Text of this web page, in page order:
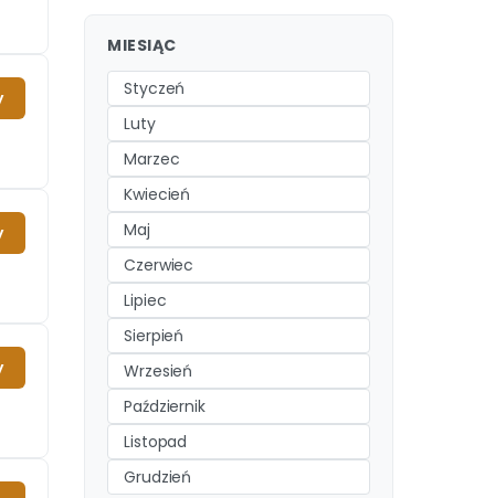
MIESIĄC
Styczeń
Luty
Marzec
Kwiecień
Maj
Czerwiec
Lipiec
Sierpień
Wrzesień
Październik
Listopad
Grudzień